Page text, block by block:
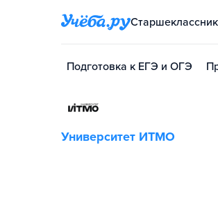
Подготовка к ЕГЭ и ОГЭ
Университет ИТМО